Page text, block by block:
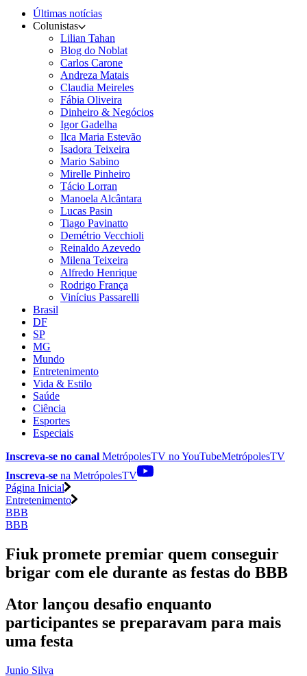
Últimas notícias
Colunistas
Lilian Tahan
Blog do Noblat
Carlos Carone
Andreza Matais
Claudia Meireles
Fábia Oliveira
Dinheiro & Negócios
Igor Gadelha
Ilca Maria Estevão
Isadora Teixeira
Mario Sabino
Mirelle Pinheiro
Tácio Lorran
Manoela Alcântara
Lucas Pasin
Tiago Pavinatto
Demétrio Vecchioli
Reinaldo Azevedo
Milena Teixeira
Alfredo Henrique
Rodrigo França
Vinícius Passarelli
Brasil
DF
SP
MG
Mundo
Entretenimento
Vida & Estilo
Saúde
Ciência
Esportes
Especiais
Inscreva-se no canal MetrópolesTV noYouTubeMetrópolesTV
Inscreva-se na MetrópolesTV
Página Inicial
Entretenimento
BBB
BBB
Fiuk promete premiar quem conseguir
brigar com ele durante as festas do BBB
Ator lançou desafio enquanto
participantes se preparavam para mais
uma festa
Junio Silva